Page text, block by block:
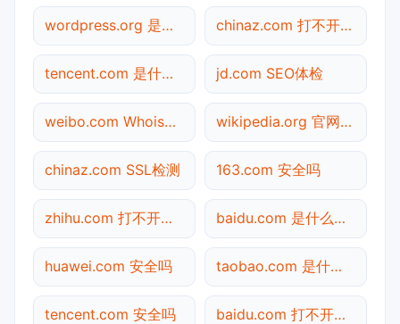
wordpress.org 是什么网站 chinaz.com 打不开检测
tencent.com 是什么网站 jd.com SEO体检
weibo.com Whois查询 wikipedia.org 官网入口
chinaz.com SSL检测 163.com 安全吗
zhihu.com 打不开检测 baidu.com 是什么网站
huawei.com 安全吗 taobao.com 是什么网站
tencent.com 安全吗 baidu.com 打不开检测